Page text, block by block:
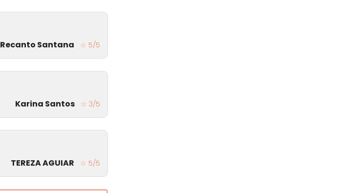
Recanto Santana
☆ 5/5
Karina Santos
☆ 3/5
TEREZA AGUIAR
☆ 5/5